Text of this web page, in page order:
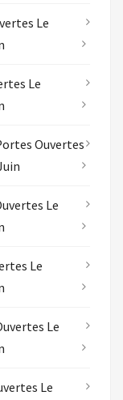
Le
Le
Ouvertes
Le
Le
Le
Le